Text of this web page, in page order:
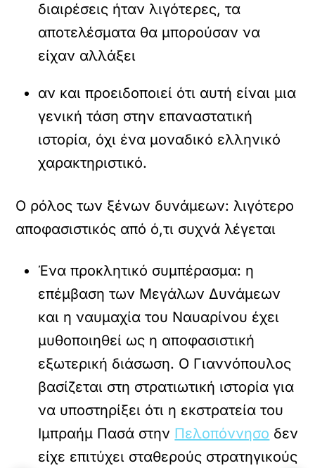
διαιρέσεις ήταν λιγότερες, τα
αποτελέσματα θα μπορούσαν να
είχαν αλλάξει
αν και προειδοποιεί ότι αυτή είναι μια
γενική τάση στην επαναστατική
ιστορία, όχι ένα μοναδικό ελληνικό
χαρακτηριστικό.
Ο ρόλος των ξένων δυνάμεων: λιγότερο
αποφασιστικός από ό,τι συχνά λέγεται
Ένα προκλητικό συμπέρασμα: η
επέμβαση των Μεγάλων Δυνάμεων
και η ναυμαχία του Ναυαρίνου έχει
μυθοποιηθεί ως η αποφασιστική
εξωτερική διάσωση. Ο Γιαννόπουλος
βασίζεται στη στρατιωτική ιστορία για
να υποστηρίξει ότι η εκστρατεία του
Ιμπραήμ Πασά στην Πελοπόννησο δεν
είχε επιτύχει σταθερούς στρατηγικούς